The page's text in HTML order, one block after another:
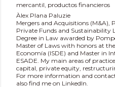
mercantil productos financieros
Àlex Plana Paluzie
Mergers and Acquisitions (M&A),
Private Funds and Sustainability
Degree in Law awarded by
Master of Laws with honors at
Economía (ISDE) and Master in
ESADE. My main areas of
capital, private equity,
For more information and
also find me on LinkedIn.